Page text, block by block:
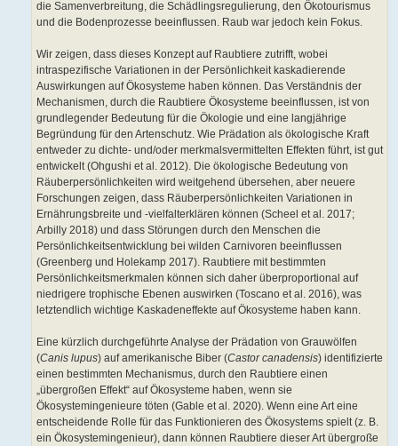
die Samenverbreitung, die Schädlingsregulierung, den Ökotourismus
und die Bodenprozesse beeinflussen. Raub war jedoch kein Fokus.
Wir zeigen, dass dieses Konzept auf Raubtiere zutrifft, wobei
intraspezifische Variationen in der Persönlichkeit kaskadierende
Auswirkungen auf Ökosysteme haben können. Das Verständnis der
Mechanismen, durch die Raubtiere Ökosysteme beeinflussen, ist von
grundlegender Bedeutung für die Ökologie und eine langjährige
Begründung für den Artenschutz. Wie Prädation als ökologische Kraft
entweder zu dichte- und/oder merkmalsvermittelten Effekten führt, ist gut
entwickelt (Ohgushi et al. 2012). Die ökologische Bedeutung von
Räuberpersönlichkeiten wird weitgehend übersehen, aber neuere
Forschungen zeigen, dass Räuberpersönlichkeiten Variationen in
Ernährungsbreite und -vielfalterklären können (Scheel et al. 2017;
Arbilly 2018) und dass Störungen durch den Menschen die
Persönlichkeitsentwicklung bei wilden Carnivoren beeinflussen
(Greenberg und Holekamp 2017). Raubtiere mit bestimmten
Persönlichkeitsmerkmalen können sich daher überproportional auf
niedrigere trophische Ebenen auswirken (Toscano et al. 2016), was
letztendlich wichtige Kaskadeneffekte auf Ökosysteme haben kann.
Eine kürzlich durchgeführte Analyse der Prädation von Grauwölfen
(Canis lupus) auf amerikanische Biber (Castor canadensis) identifizierte
einen bestimmten Mechanismus, durch den Raubtiere einen
„übergroßen Effekt“ auf Ökosysteme haben, wenn sie
Ökosystemingenieure töten (Gable et al. 2020). Wenn eine Art eine
entscheidende Rolle für das Funktionieren des Ökosystems spielt (z. B.
ein Ökosystemingenieur), dann können Raubtiere dieser Art übergroße